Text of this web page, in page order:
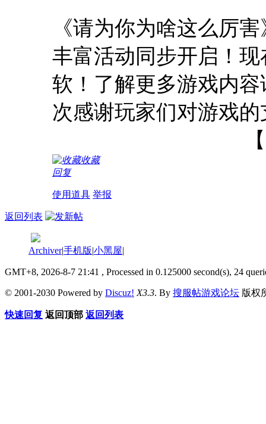
《请为你为啥这么厉
丰富活动同步开启！
软！了解更多游戏内
次感谢玩家们对游戏
收藏
回复
使用道具 举报
返回列表
Archiver|手机版|小黑屋|
GMT+8, 2026-8-7 21:41 , Processed in 0.125000 second(s), 24
© 2001-2030 Powered by Discuz! X3.3. By 搜服帖游戏论坛 版权
快速回复 返回顶部 返回列表